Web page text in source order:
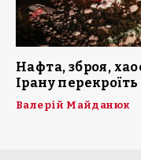
Нафта, зброя,
Ірану перекроїть
Валерій Майданюк